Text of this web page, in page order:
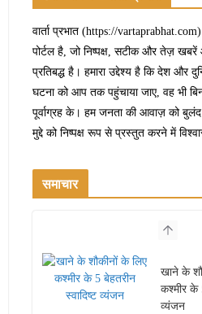
वार्ता प्रभात (https://
पोर्टल है, जो निष्पक्ष, सटीक और तेज़
प्रतिबद्ध है। हमारा उद्देश्य है कि देश और
घटना को आप तक पहुंचाया जाए, वह भी
पूर्वाग्रह के। हम जनता की आवाज़ को
मुद्दे को निष्पक्ष रूप से प्रस्तुत करने में
समाचार
खाने के
कश्मीर के
व्यंजन